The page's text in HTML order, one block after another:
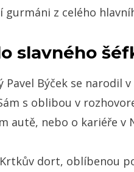
gurmáni z celého
slavného
Pavel Býček se narodil
s oblibou v
autě, nebo o kariéře v
dort, oblíbenou